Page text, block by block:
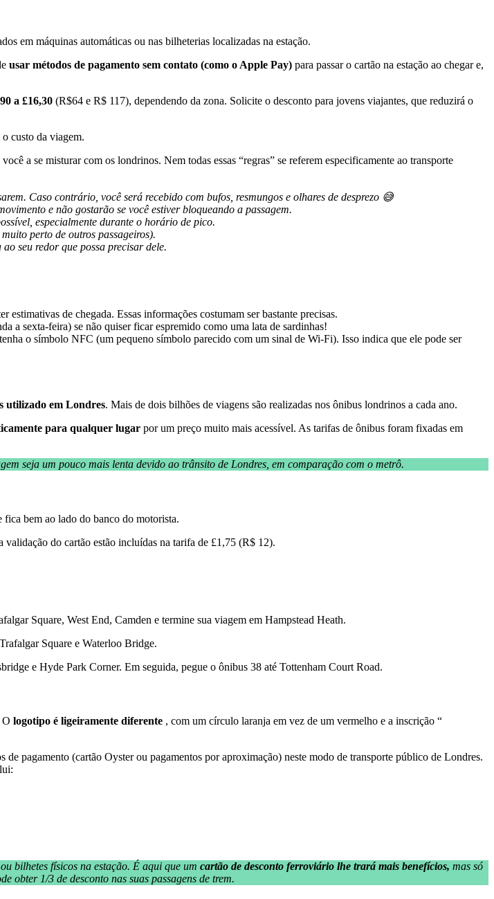
em máquinas automáticas ou nas bilheterias localizadas na estação.
usar métodos de pagamento sem contato (como o Apple Pay) para passar o cartão na estação ao chegar e,
a £16,30 (R$64 e R$ 117), dependendo da zona. Solicite o desconto para jovens viajantes, que reduzirá o
custo da viagem.
a se misturar com os londrinos. Nem todas essas “regras” se referem especificamente ao transporte
Caso contrário, você será recebido com bufos, resmungos e olhares de desprezo 😅
e não gostarão se você estiver bloqueando a passagem.
especialmente durante o horário de pico.
perto de outros passageiros).
seu redor que possa precisar dele.
de chegada. Essas informações costumam ser bastante precisas.
a sexta-feira) se não quiser ficar espremido como uma lata de sardinhas!
o símbolo NFC (um pequeno símbolo parecido com um sinal de Wi-Fi). Isso indica que ele pode ser
utilizado em Londres. Mais de dois bilhões de viagens são realizadas nos ônibus londrinos a cada ano.
para qualquer lugar por um preço muito mais acessível. As tarifas de ônibus foram fixadas em
seja um pouco mais lenta devido ao trânsito de Londres, em comparação com o metrô.
bem ao lado do banco do motorista.
validação do cartão estão incluídas na tarifa de £1,75 (R$ 12).
Square, West End, Camden e termine sua viagem em Hampstead Heath.
Square e Waterloo Bridge.
e Hyde Park Corner. Em seguida, pegue o ônibus 38 até Tottenham Court Road.
O logotipo é ligeiramente diferente , com um círculo laranja em vez de um vermelho e a inscrição “
de pagamento (cartão Oyster ou pagamentos por aproximação) neste modo de transporte público de Londres.
bilhetes físicos na estação. É aqui que um cartão de desconto ferroviário lhe trará mais benefícios, mas só
obter 1/3 de desconto nas suas passagens de trem.